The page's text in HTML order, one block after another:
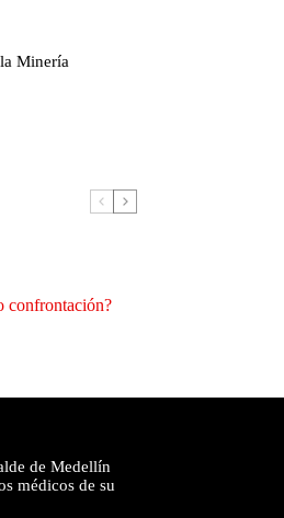
Minería
confrontación?
de Medellín
médicos de su